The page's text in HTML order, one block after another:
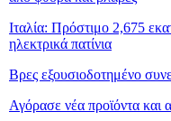
Ιταλία: Πρόστιμο 2,675
ηλεκτρικά πατίνια
Βρες εξουσιοδοτημένο
Αγόρασε νέα προϊόντα και